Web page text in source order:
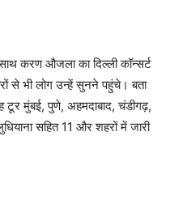
करण औजला का दिल्ली कॉन्सर्ट
से भी लोग उन्हें सुनने पहुंचे। बता
मुंबई, पुणे, अहमदाबाद, चंडीगढ़,
सहित 11 और शहरों में जारी